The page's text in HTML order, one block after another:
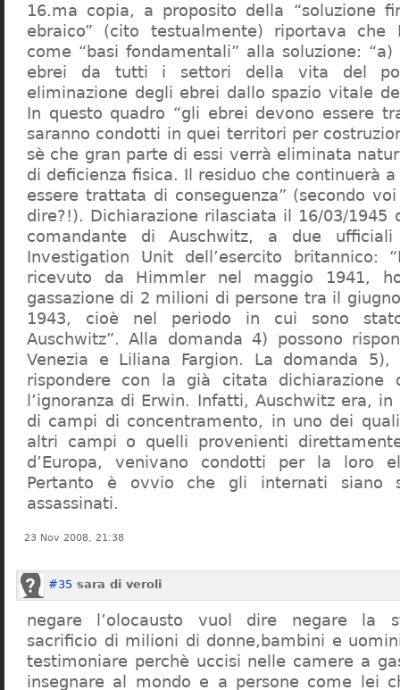
16.ma copia, a proposito della “soluzione
ebraico” (cito testualmente) riportava che
come “basi fondamentali” alla soluzione:
ebrei da tutti i settori della vita del
eliminazione degli ebrei dallo spazio vitale
In questo quadro “gli ebrei devono essere
saranno condotti in quei territori per
sè che gran parte di essi verrà eliminata
di deficienza fisica. Il residuo che continuerà
essere trattata di conseguenza” (secondo
dire?!). Dichiarazione rilasciata il 16/03/1945
comandante di Auschwitz, a due
Investigation Unit dell’esercito britannico:
ricevuto da Himmler nel maggio 1941,
gassazione di 2 milioni di persone tra il
1943, cioè nel periodo in cui sono
Auschwitz”. Alla domanda 4) possono
Venezia e Liliana Fargion. La domanda
rispondere con la già citata dichiarazione
l’ignoranza di Erwin. Infatti, Auschwitz era,
di campi di concentramento, in uno dei
altri campi o quelli provenienti
d’Europa, venivano condotti per la loro
Pertanto è ovvio che gli internati siano
assassinati.
23 Nov 2008, 21:38
#35 sara di veroli
negare l’olocausto vuol dire negare la
sacrificio di milioni di donne,bambini e
testimoniare perchè uccisi nelle camere a
insegnare al mondo e a persone come lei